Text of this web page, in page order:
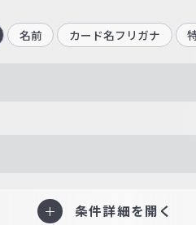
名前 カード名フリガナ
条件詳細を開く